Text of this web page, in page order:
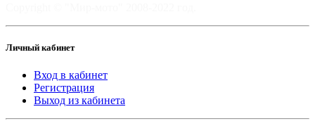
Личный кабинет
Вход в кабинет
Регистрация
Выход из кабинета